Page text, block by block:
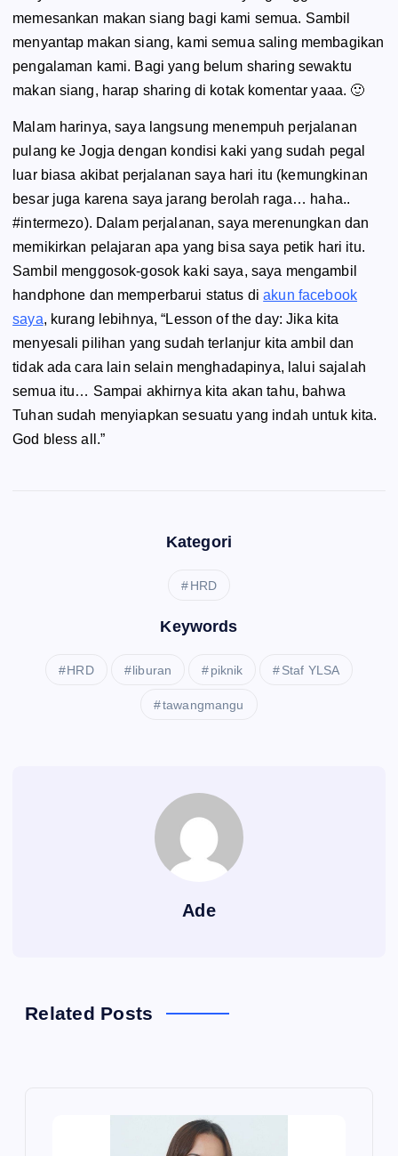
memesankan makan siang bagi kami semua. Sambil
menyantap makan siang, kami semua saling membagikan
pengalaman kami. Bagi yang belum sharing sewaktu
makan siang, harap sharing di kotak komentar yaaa. 🙂
Malam harinya, saya langsung menempuh perjalanan
pulang ke Jogja dengan kondisi kaki yang sudah pegal
luar biasa akibat perjalanan saya hari itu (kemungkinan
besar juga karena saya jarang berolah raga… haha..
#intermezo). Dalam perjalanan, saya merenungkan dan
memikirkan pelajaran apa yang bisa saya petik hari itu.
Sambil menggosok-gosok kaki saya, saya mengambil
handphone dan memperbarui status diakun facebook
saya, kurang lebihnya, “Lesson of the day: Jika kita
menyesali pilihan yang sudah terlanjur kita ambil dan
tidak ada cara lain selain menghadapinya, lalui sajalah
semua itu… Sampai akhirnya kita akan tahu, bahwa
Tuhan sudah menyiapkan sesuatu yang indah untuk kita.
God bless all .”
Kategori
HRD
Keywords
HRD liburan piknik Staf YLSA
tawangmangu
Ade
Related Posts